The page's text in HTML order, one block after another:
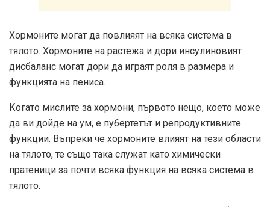
Хормоните могат да повлияят на всяка система в
тялото. Хормоните на растежа и дори инсулиновият
дисбаланс могат дори да играят роля в размера и
функцията на пениса.
Когато мислите за хормони, първото нещо, което може
да ви дойде на ум, е пубертетът и репродуктивните
функции. Въпреки че хормоните влияят на тези области
на тялото, те също така служат като химически
пратеници за почти всяка функция на всяка система в
тялото.